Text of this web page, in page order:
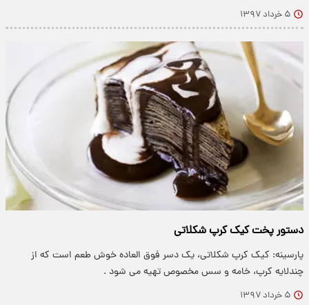
۵ خرداد ۱۳۹۷
دستور پخت کیک کرپ شکلاتی
پارسینه: کیک کرپ شکلاتی، یک دسر فوق العاده خوش طعم است که از
چندلایه کرپ، خامه و سس مخصوص تهیه می شود .
۵ خرداد ۱۳۹۷